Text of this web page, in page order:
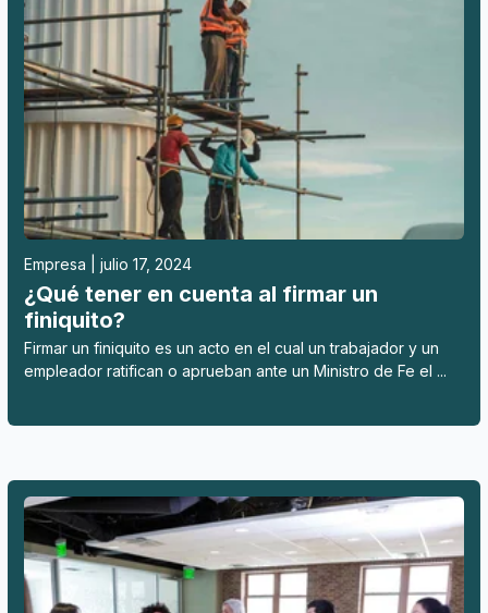
Empresa | julio 17, 2024
¿Qué tener en cuenta al firmar un
finiquito?
Firmar un finiquito es un acto en el cual un trabajador y un
empleador ratifican o aprueban ante un Ministro de Fe el ...